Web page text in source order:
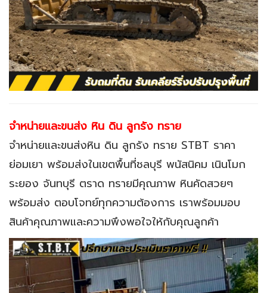
จำหน่ายและขนส่ง หิน ดิน ลูกรัง ทราย
จำหน่ายและขนส่งหิน ดิน ลูกรัง ทราย STBT ราคา
ย่อมเยา พร้อมส่งในเขตพื้นที่ชลบุรี พนัสนิคม เนินโมก
ระยอง จันทบุรี ตราด ทรายมีคุณภาพ หินคัดสวยๆ
พร้อมส่ง ตอบโจทย์ทุกความต้องการ เราพร้อมมอบ
สินค้าคุณภาพและความพึงพอใจให้กับคุณลูกค้า